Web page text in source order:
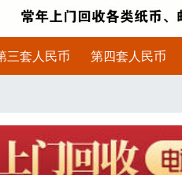
三套人民币 第四套人民币